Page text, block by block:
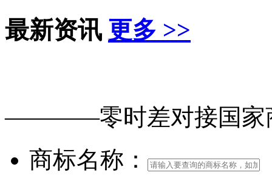
最新资讯 更多 >>
————零时差对接国
商标名称：